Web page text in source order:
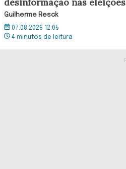
desinformação nas eleições
Guilherme Resck
07.08.2026 12:05
4 minutos de leitura